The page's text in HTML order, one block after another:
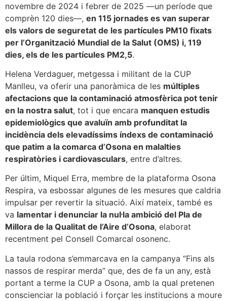
novembre de 2024 i febrer de 2025 —un període que
comprèn 120 dies—, en 115 jornades es van superar
els valors de seguretat de les partícules PM10 fixats
per l’Organització Mundial de la Salut (OMS) i, 119
dies, els de les partícules PM2,5.
Helena Verdaguer, metgessa i militant de la CUP
Manlleu, va oferir una panoràmica de les múltiples
afectacions que la contaminació atmosfèrica pot tenir
en la nostra salut, tot i que encara manquen estudis
epidemiològics que avaluïn amb profunditat la
incidència dels elevadíssims índexs de contaminació
que patim a la comarca d’Osona en malalties
respiratòries i cardiovasculars, entre d’altres.
Per últim, Miquel Erra, membre de la plataforma Osona
Respira, va esbossar algunes de les mesures que caldria
impulsar per revertir la situació. Així mateix, també es
va lamentar i denunciar la nul·la ambició del Pla de
Millora de la Qualitat de l’Aire d’Osona, elaborat
recentment pel Consell Comarcal osonenc.
La taula rodona s’emmarcava en la campanya “Fins als
nassos de respirar merda” que, des de fa un any, està
portant a terme la CUP a Osona, amb la qual pretenen
conscienciar la població i forçar les institucions a moure